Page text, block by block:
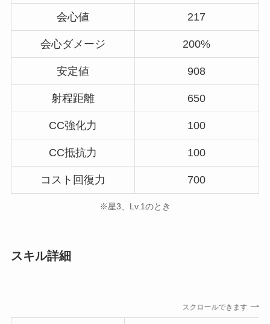
会心値 217
会心ダメージ 200%
安定値 908
射程距離 650
CC強化力 100
CC抵抗力 100
コスト回復力 700
※星3、Lv.1のとき
スキル詳細
スクロールできます